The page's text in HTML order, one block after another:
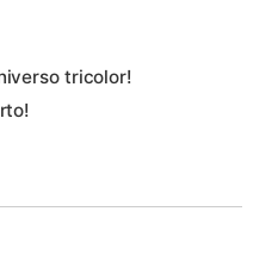
tricolor!